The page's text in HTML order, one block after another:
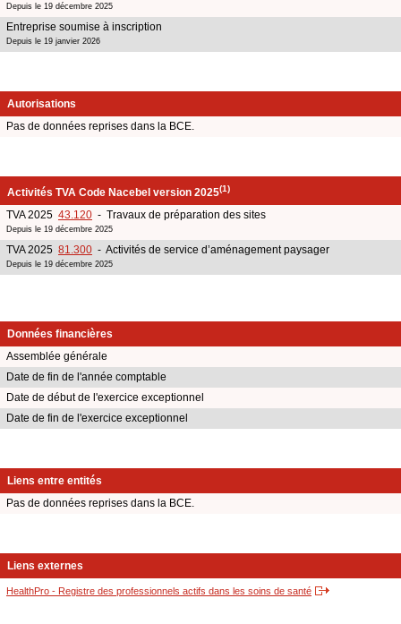
Depuis le 19 décembre 2025
Entreprise soumise à inscription
Depuis le 19 janvier 2026
Autorisations
Pas de données reprises dans la BCE.
Activités TVA Code Nacebel version 2025(1)
TVA 2025 43.120 - Travaux de préparation des sites
Depuis le 19 décembre 2025
TVA 2025 81.300 - Activités de service d’aménagement paysager
Depuis le 19 décembre 2025
Données financières
Assemblée générale
Date de fin de l'année comptable
Date de début de l'exercice exceptionnel
Date de fin de l'exercice exceptionnel
Liens entre entités
Pas de données reprises dans la BCE.
Liens externes
HealthPro - Registre des professionnels actifs dans les soins de santé